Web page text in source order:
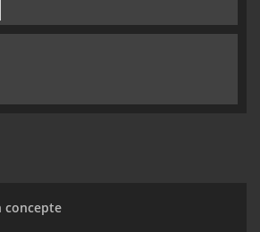
concepte